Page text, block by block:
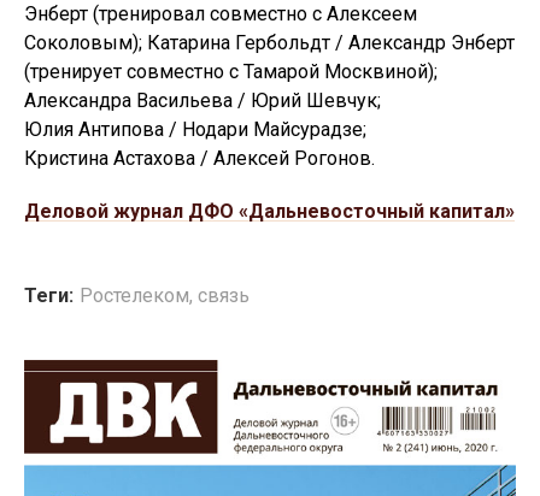
Энберт (тренировал совместно с Алексеем
Соколовым); Катарина Гербольдт / Александр Энберт
(тренирует совместно с Тамарой Москвиной);
Александра Васильева / Юрий Шевчук;
Юлия Антипова / Нодари Майсурадзе;
Кристина Астахова / Алексей Рогонов.
Деловой журнал ДФО «Дальневосточный капитал»
Теги: Ростелеком, связь